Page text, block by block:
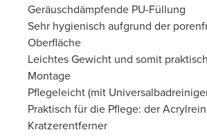
Geräuschdämpfende PU-Füllung
Sehr hygienisch aufgrund der
Oberfläche
Leichtes Gewicht und somit
Montage
Pflegeleicht (mit
Praktisch für die Pflege: der
Kratzerentferner